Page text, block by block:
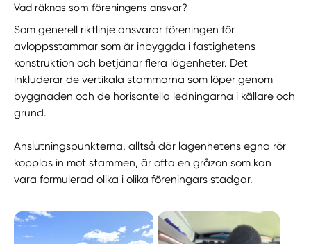
Vad räknas som föreningens ansvar?
Som generell riktlinje ansvarar föreningen för
avloppsstammar som är inbyggda i fastighetens
konstruktion och betjänar flera lägenheter. Det
inkluderar de vertikala stammarna som löper genom
byggnaden och de horisontella ledningarna i källare och
grund.
Anslutningspunkterna, alltså där lägenhetens egna rör
kopplas in mot stammen, är ofta en gråzon som kan
vara formulerad olika i olika föreningars stadgar.